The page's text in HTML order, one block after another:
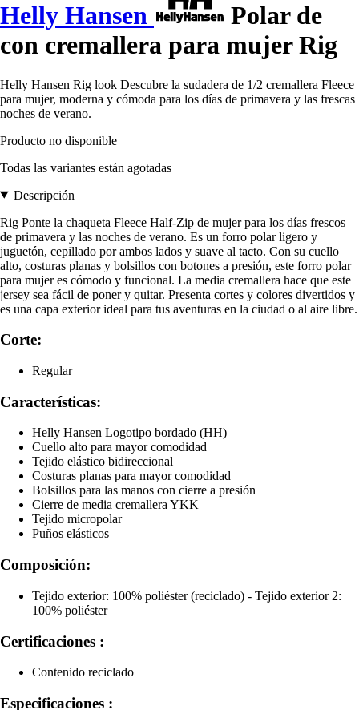
Helly Hansen
Polar de
con cremallera para mujer Rig
Helly Hansen Rig look Descubre la sudadera de 1/2 cremallera Fleece
para mujer, moderna y cómoda para los días de primavera y las frescas
noches de verano.
Producto no disponible
Todas las variantes están agotadas
Descripción
Rig Ponte la chaqueta Fleece Half-Zip de mujer para los días frescos
de primavera y las noches de verano. Es un forro polar ligero y
juguetón, cepillado por ambos lados y suave al tacto. Con su cuello
alto, costuras planas y bolsillos con botones a presión, este forro polar
para mujer es cómodo y funcional. La media cremallera hace que este
jersey sea fácil de poner y quitar. Presenta cortes y colores divertidos y
es una capa exterior ideal para tus aventuras en la ciudad o al aire libre.
Corte:
Regular
Características:
Helly Hansen Logotipo bordado (HH)
Cuello alto para mayor comodidad
Tejido elástico bidireccional
Costuras planas para mayor comodidad
Bolsillos para las manos con cierre a presión
Cierre de media cremallera YKK
Tejido micropolar
Puños elásticos
Composición:
Tejido exterior: 100% poliéster (reciclado) - Tejido exterior 2:
100% poliéster
Certificaciones :
Contenido reciclado
Especificaciones :